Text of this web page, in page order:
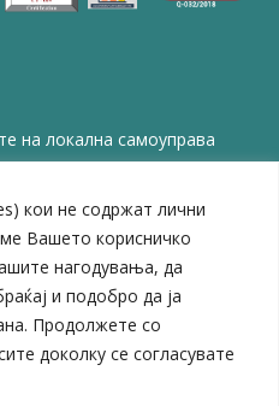
кои не содржат лични
Вашето корисничко
нагодувања, да
и подобро да ја
Продолжете со
доколку се согласувате
на локална самоуправа
плански регион
Македонија
Македонија